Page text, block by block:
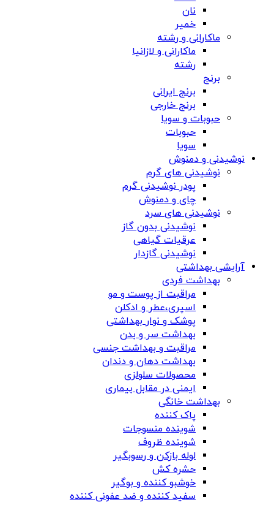
نان
خمیر
ماکارانی و رشته
ماکارانی و لازانیا
رشته
برنج
برنج ایرانی
برنج خارجی
حبوبات و سویا
حبوبات
سویا
نوشیدنی و دمنوش
نوشیدنی های گرم
پودر نوشیدنی گرم
چای و دمنوش
نوشیدنی های سرد
نوشیدنی بدون گاز
عرقیات گیاهی
نوشیدنی گازدار
آرایشی بهداشتی
بهداشت فردی
مراقبت از پوست و مو
اسپری،عطر و ادکلن
پوشک و نوار بهداشتی
بهداشت سر و بدن
مراقبت و بهداشت جنسی
بهداشت دهان و دندان
محصولات سلولزی
ایمنی در مقابل بیماری
بهداشت خانگی
پاک کننده
شوینده منسوجات
شوینده ظروف
لوله بازکن و رسوبگیر
حشره کش
خوشبو کننده و بوگیر
سفید کننده و ضد عفونی کننده